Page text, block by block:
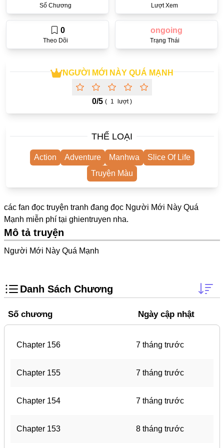
One Shot
Truyện Scan
Showbiz
#Âu Cổ
Adult
Mature
Trọng Sinh
Thanh Xuân Vườn Trường
Báo Thù
#Trâu Già Gặm Cỏ Non
Demons
Anime
#Hoàng Gia
NGƯỜI MỚI NÀY QUÁ MẠNH
0/5 ( 1 lượt )
Số Chương Lượt Xem
Theo Dõi
0
Trạng Thái
ongoing
THỂ LOẠI
Action Adventure Manhwa
Slice Of Life
Truyện Màu
các fan đọc truyện tranh đang đọc Người Mới Này Quá
Mạnh miễn phí tại ghientruyen nha.
Mô tả truyện
Người Mới Này Quá Mạnh
Danh Sách Chương
Số chương Ngày cập nhật
Chapter 156 7 tháng trước
Chapter 155 7 tháng trước
Chapter 154 7 tháng trước
Chapter 153 8 tháng trước